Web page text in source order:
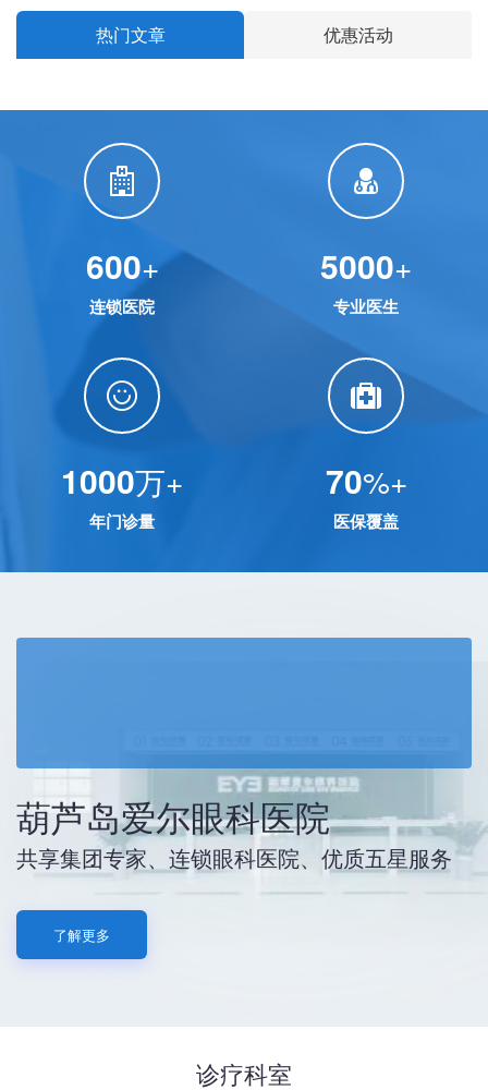
热门文章 优惠活动
600+
连锁医院
5000+
专业医生
1000万+
年门诊量
70%+
医保覆盖
葫芦岛爱尔眼科医院
共享集团专家、连锁眼科医院、优质五星服务
了解更多
诊疗科室